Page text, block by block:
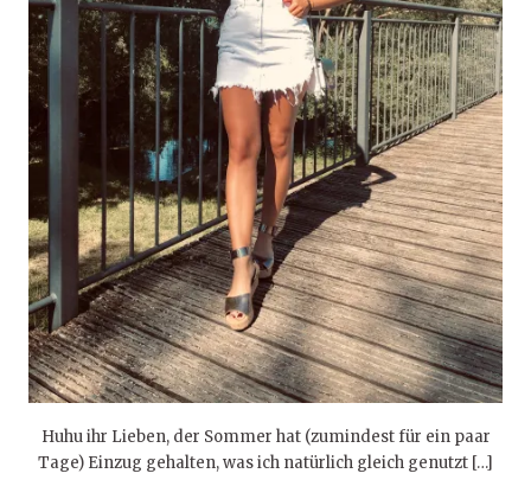
Huhu ihr Lieben, der Sommer hat (zumindest für ein paar
Tage) Einzug gehalten, was ich natürlich gleich genutzt […]